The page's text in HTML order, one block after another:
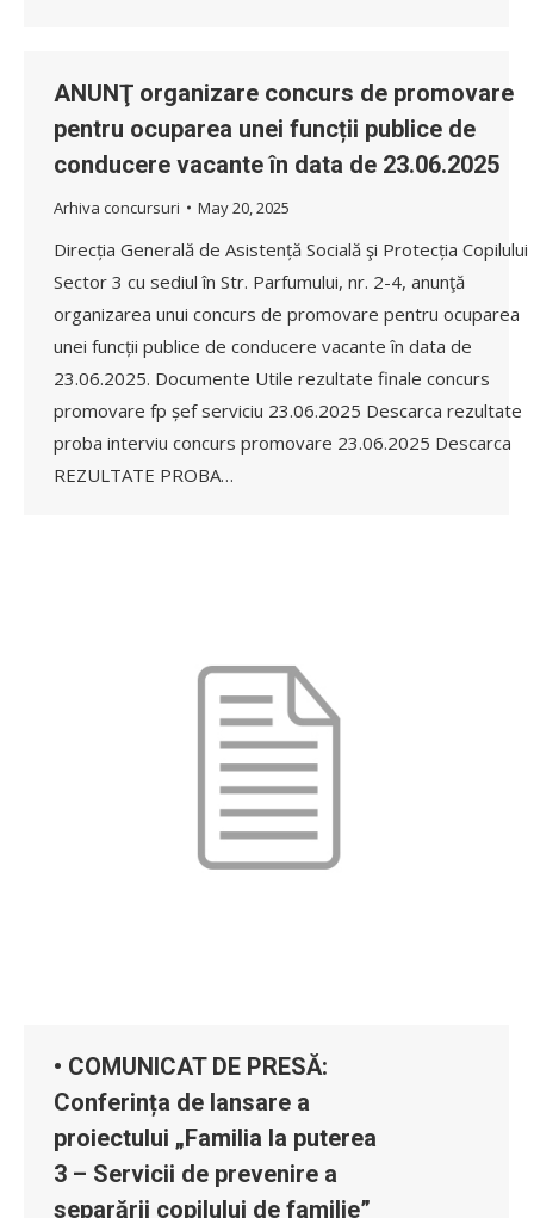
ANUNŢ organizare concurs de promovare
pentru ocuparea unei funcții publice de
conducere vacante în data de 23.06.2025
Arhiva concursuri May 20, 2025
Direcția Generală de Asistență Socială şi Protecția Copilului
Sector 3 cu sediul în Str. Parfumului, nr. 2-4, anunţă
organizarea unui concurs de promovare pentru ocuparea
unei funcții publice de conducere vacante în data de
23.06.2025. Documente Utile rezultate finale concurs
promovare fp șef serviciu 23.06.2025 Descarca rezultate
proba interviu concurs promovare 23.06.2025 Descarca
REZULTATE PROBA…
• COMUNICAT DE PRESĂ:
Conferința de lansare a
proiectului „Familia la puterea
3 – Servicii de prevenire a
separării copilului de familie”